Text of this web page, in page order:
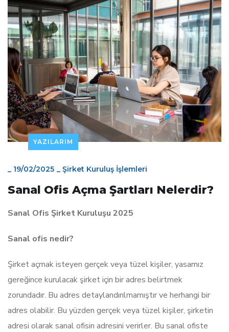
YAZILARIM
_ 19/02/2025 _ Şirket Kuruluş İşlemleri
Sanal Ofis Açma Şartları Nelerdir?
Sanal Ofis Şirket Kuruluşu 2025
Sanal ofis nedir?
Şirket açmak isteyen gerçek veya tüzel kişiler, yasamız
gereğince kurulacak şirket için bir adres belirtmek
zorundadır. Bu adres detaylandırılmamıştır ve herhangi bir
adres olabilir. Bu yüzden gerçek veya tüzel kişiler, şirketin
adresi olarak sanal ofisin adresini verirler. Bu sanal ofiste